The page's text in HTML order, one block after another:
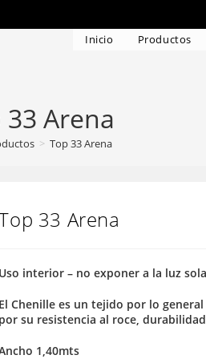
Inicio Productos
33 Arena
> Top 33 Arena
33 Arena
Uso interior – no exponer a la luz
El Chenille es un tejido por lo
por su resistencia al roce,
1,40mts